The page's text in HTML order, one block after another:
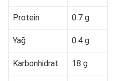
Protein 0.7 g
Yağ 0.4 g
Karbonhidrat 18 g